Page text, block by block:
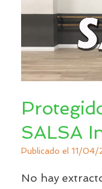
SALSA
Publicado el 11/04/
No hay